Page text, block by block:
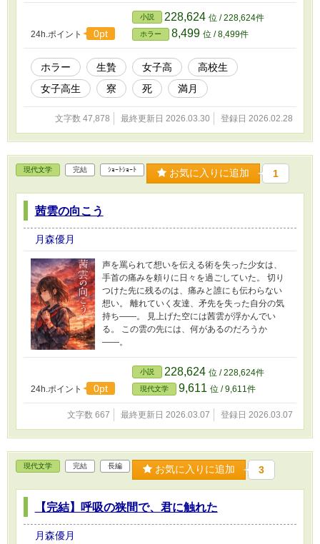
る。 学校が秘密裏に記録している、ある“周
期”。 満月と少女たちの身体の変化。 第三十四回
ブルームーン・セレモニー。 血に染まる月の下
で、舞香が見るものとは――。 少女たちの心と
身体が揺らぐ夜。 それは通過儀礼か、それとも
選別か。 これは、“成長”という名の儀式に抗う
物語。
24h.ポイント 0pt
小説 228,624 位 / 228,624件
ホラー 8,499 位 / 8,499件
ホラー 生贄 女子高
高校生
女子高生
寮 死 満月
文字数 47,878 最終更新日 2026.03.30 登録日 2026.02.28
現代文学 完結 ｼｮｰﾄｼｮｰﾄ お気に入りに追加 1
茜雲の向こう
月森優月
声を罵られて想いを伝える術を失った少女は、
手首の痛みを頼りに日々を過ごしていた。 切り
つけた先に残るのは、痛みと誰にも伝わらない
想い。 離れていく友達、矛先を失った自分の気
持ち――。 見上げた空には茜雲が浮かんでい
る。 この雲の先には、何があるのだろうか
――。
24h.ポイント 0pt
小説 228,624 位 / 228,624件
現代文学 9,611 位 / 9,611件
文字数 667 最終更新日 2026.03.07 登録日 2026.03.07
現代文学 完結 長編 お気に入りに追加 3
【完結】呼吸の狭間で、君に触れた
月森優月